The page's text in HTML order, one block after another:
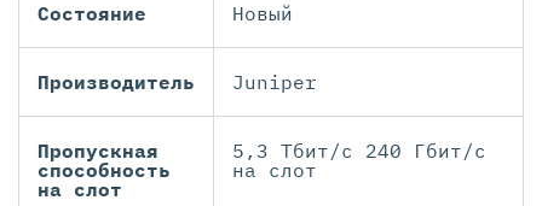
Состояние Новый
Производитель Juniper
Пропускная
способность
на слот
5,3 Тбит/с 240 Гбит/с
на слот